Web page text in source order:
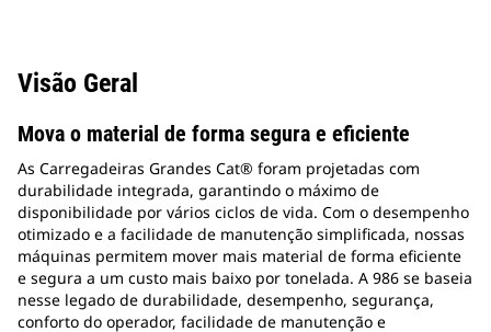
Visão Geral
Mova o material de forma segura e eficiente
As Carregadeiras Grandes Cat® foram projetadas com
durabilidade integrada, garantindo o máximo de
disponibilidade por vários ciclos de vida. Com o desempenho
otimizado e a facilidade de manutenção simplificada, nossas
máquinas permitem mover mais material de forma eficiente
e segura a um custo mais baixo por tonelada. A 986 se baseia
nesse legado de durabilidade, desempenho, segurança,
conforto do operador, facilidade de manutenção e